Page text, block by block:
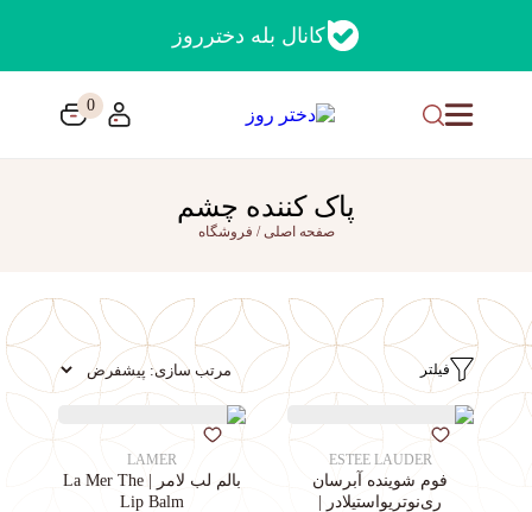
کانال بله دخترروز
0
پاک کننده چشم
صفحه اصلی/ فروشگاه
فیلتر
ESTEE LAUDER
فوم شوینده آبرسان
ری‌نوتریواستیلادر |
LAMER
بالم لب لامر | La Mer The
Lip Balm